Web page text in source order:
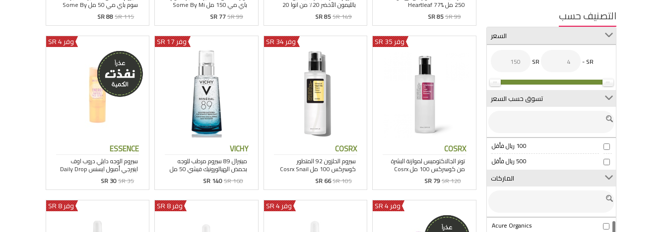
التصنيف حسب
السعر
SR - SR
تسوق حسب السعر
100 ريال فأقل
500 ريال فأقل
الماركات
Acure Organics
SR 85SR 99
SR 85SR 149
SR 77SR 99
SR 88SR 115
وفر 35 SR
COSRX
SR 79SR 120
وفر 34 SR
COSRX
SR 66SR 105
وفر 17 SR
VICHY
SR 140SR 160
وفر 4 SR
ESSENCE
SR 30SR 35
وفر 4 SR وفر 4 SR وفر 8 SR وفر 8 SR